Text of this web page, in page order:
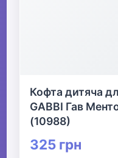
Кофта дитяча
GABBI Гав
(10988)
325 грн